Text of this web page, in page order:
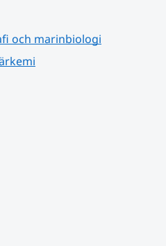
och marinbiologi